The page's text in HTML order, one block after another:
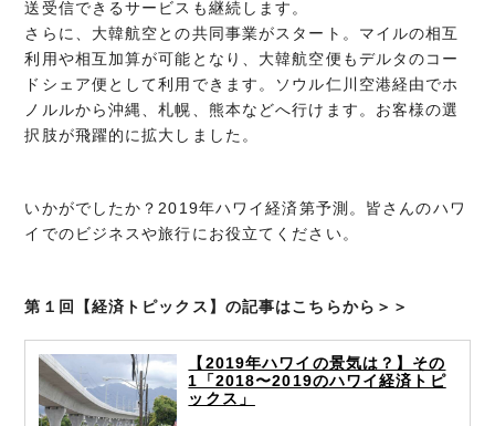
送受信できるサービスも継続します。
さらに、大韓航空との共同事業がスタート。マイルの相互
利用や相互加算が可能となり、大韓航空便もデルタのコー
ドシェア便として利用できます。ソウル仁川空港経由でホ
ノルルから沖縄、札幌、熊本などへ行けます。お客様の選
択肢が飛躍的に拡大しました。
いかがでしたか？2019年ハワイ経済第予測。皆さんのハワ
イでのビジネスや旅行にお役立てください。
第１回【経済トピックス】の記事はこちらから＞＞
【2019年ハワイの景気は？】その
1「2018〜2019のハワイ経済トピ
ックス」